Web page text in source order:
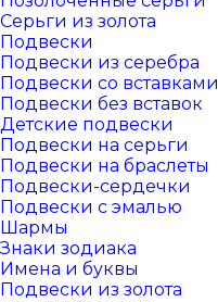
Серьги из золота
Подвески
Подвески из серебра
Подвески со вставками
Подвески без вставок
Детские подвески
Подвески на серьги
Подвески на браслеты
Подвески-сердечки
Подвески с эмалью
Шармы
Знаки зодиака
Имена и буквы
Подвески из золота